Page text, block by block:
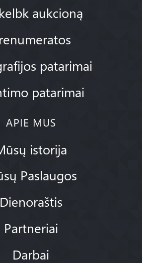
aukcioną
patarimai
patarimai
APIE MUS
istorija
Paslaugos
Dienoraštis
Partneriai
Darbai